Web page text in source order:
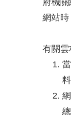
府機
網站時
有關雲
料